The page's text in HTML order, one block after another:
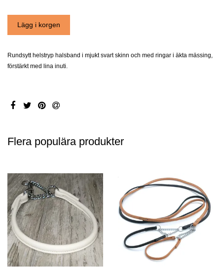
Rundsytt helstryp halsband i mjukt svart skinn och med ringar i äkta mässing,
förstärkt med lina inuti.
Flera populära produkter